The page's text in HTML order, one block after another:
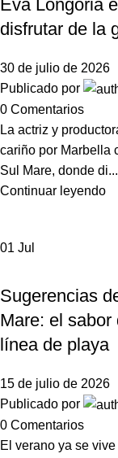
Eva Longoria
disfrutar de la
30 de julio de 2026
Publicado por
0 Comentarios
La actriz y
cariño por Marbella
Sul Mare, donde di...
Continuar leyendo
01 Jul
Sugerencias
Mare: el
línea de playa
15 de julio de 2026
Publicado por
0 Comentarios
El verano ya se